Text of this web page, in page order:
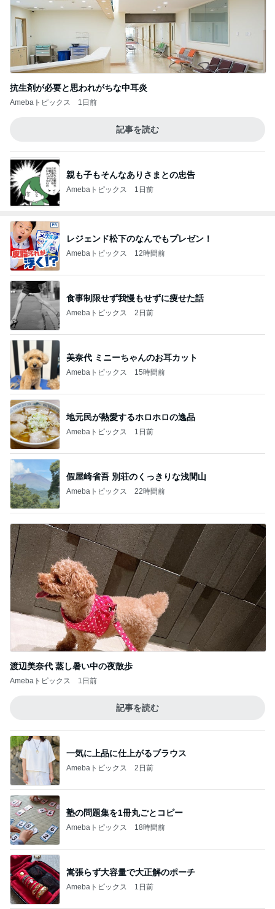
抗生剤が必要と思われがちな中耳炎
Amebaトピックス 1日前
記事を読む
親も子もそんなありさまとの忠告
Amebaトピックス 1日前
レジェンド松下のなんでもプレゼン！
Amebaトピックス 12時間前
食事制限せず我慢もせずに痩せた話
Amebaトピックス 2日前
美奈代 ミニーちゃんのお耳カット
Amebaトピックス 15時間前
地元民が熱愛するホロホロの逸品
Amebaトピックス 1日前
假屋崎省吾 別荘のくっきりな浅間山
Amebaトピックス 22時間前
渡辺美奈代 蒸し暑い中の夜散歩
Amebaトピックス 1日前
記事を読む
一気に上品に仕上がるブラウス
Amebaトピックス 2日前
塾の問題集を1冊丸ごとコピー
Amebaトピックス 18時間前
嵩張らず大容量で大正解のポーチ
Amebaトピックス 1日前